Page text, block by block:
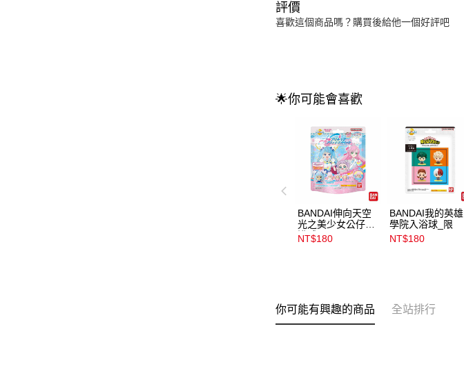
評價
喜歡這個商品嗎？購買後給他一個好評吧
🌟你可能會喜歡
BANDAI伸向天空
光之美少女公仔入
浴球2023
NT$180
BANDAI我的英雄
學院入浴球_限
NT$180
你可能有興趣的商品 全站排行